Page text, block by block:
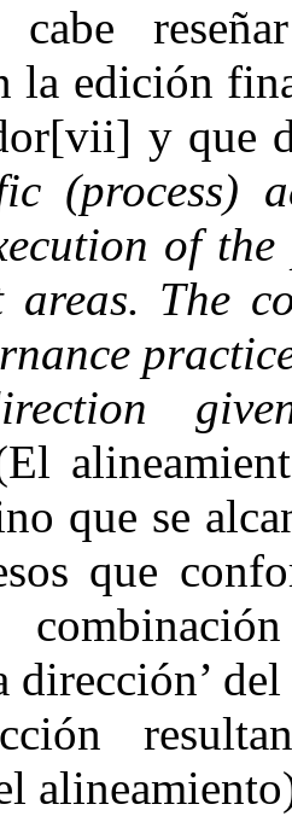
la edición
y que
(process)
of
areas. The
que se
que
dirección’